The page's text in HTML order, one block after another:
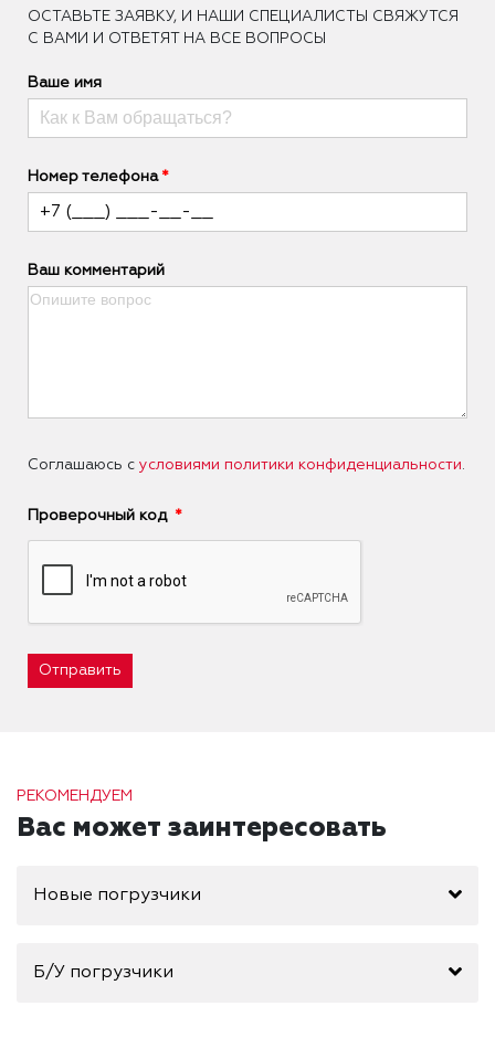
ОCТАВЬТЕ ЗАЯВКУ, И НАШИ СПЕЦИАЛИСТЫ СВЯЖУТСЯ
С ВАМИ И ОТВЕТЯТ НА ВСЕ ВОПРОСЫ
Ваше имя
Номер телефона
Ваш комментарий
Соглашаюсь с условиями политики конфиденциальности.
Проверочный код
Отправить
РЕКОМЕНДУЕМ
Вас может заинтересовать
Новые погрузчики
Б/У погрузчики